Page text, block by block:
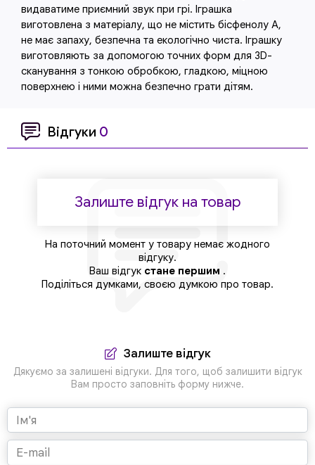
видаватиме приємний звук при грі. Іграшка
виготовлена ​​з матеріалу, що не містить бісфенолу А,
не має запаху, безпечна та екологічно чиста. Іграшку
виготовляють за допомогою точних форм для 3D-
сканування з тонкою обробкою, гладкою, міцною
поверхнею і ними можна безпечно грати дітям.
Відгуки 0
Залиште відгук на товар
На поточний момент у товару немає жодного
відгуку.
Ваш відгук стане першим .
Поділіться думками, своєю думкою про товар.
Залиште відгук
Дякуємо за залишені відгуки. Для того, щоб залишити відгук
Вам просто заповніть форму нижче.